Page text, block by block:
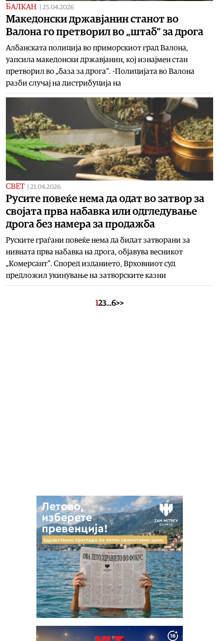
БАЛКАН 25.04.2026
Maкедонски државјанин станот во
Валона го претворил во „штаб“ за дрога
Албанската полиција во приморскиот град Валона,
уапсила македонски државјанин, кој изнајмен стан
претворил во „база за дрога“. -Полицијата во Валона
разби случај на дистрибуција на
СВЕТ 21.04.2026
Русите повеќе нема да одат во затвор за
својата прва набавка или одгледување
дрога без намера за продажба
Руските граѓани повеќе нема да бидат затворани за
нивната прва набавка на дрога, објавува весникот
„Комерсант“. Според изданието, Врховниот суд
предложил укинување на затворските казни
123…6>>